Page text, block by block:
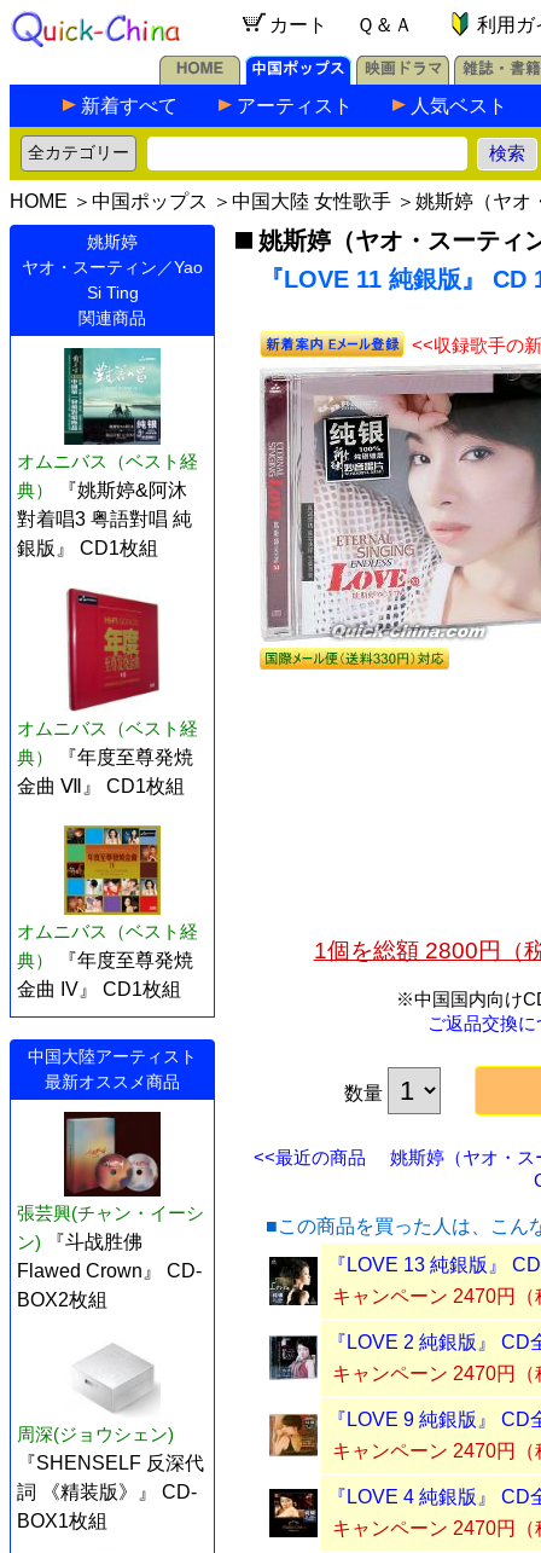
カート Ｑ＆Ａ 利用ガ
新着すべて アーティスト 人気ベスト
HOME ＞ 中国ポップス ＞ 中国大陸 女性歌手 ＞ 姚斯婷（ヤオ
姚斯婷
ヤオ・スーティン／Yao
Si Ting
関連商品
オムニバス（ベスト経
典）
『姚斯婷&阿沐
對着唱3 粤語對唱 純
銀版』 CD1枚組
オムニバス（ベスト経
典）
『年度至尊発焼
金曲 Ⅶ』 CD1枚組
オムニバス（ベスト経
典）
『年度至尊発焼
金曲 IV』 CD1枚組
中国大陸アーティスト
最新オススメ商品
張芸興(チャン・イーシ
ン)
『斗战胜佛
Flawed Crown』 CD-
BOX2枚組
周深(ジョウシェン)
『SHENSELF 反深代
詞 《精装版》』 CD-
BOX1枚組
姚斯婷（ヤオ・スーティ
『LOVE 11 純銀版』 CD
<<収録歌手の
1個を総額 2800円（
※中国国内向け
ご返品交換
数量
<<最近の商品
姚斯婷（ヤオ・ス
■この商品を買った人は、こん
『LOVE 13 純銀版』
キャンペーン 2470円（
『LOVE 2 純銀版』 CD
キャンペーン 2470円（
『LOVE 9 純銀版』 CD
キャンペーン 2470円（
『LOVE 4 純銀版』 CD
キャンペーン 2470円（